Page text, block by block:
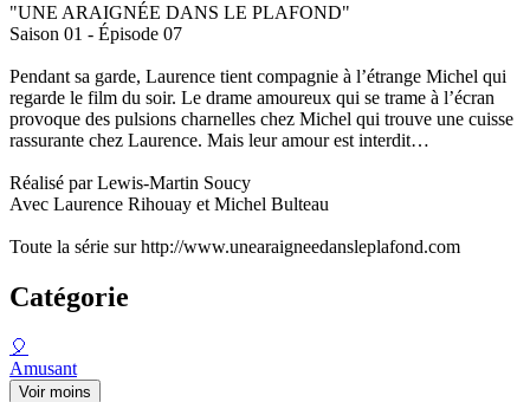
"UNE ARAIGNÉE DANS LE PLAFOND"
Saison 01 - Épisode 07
Pendant sa garde, Laurence tient compagnie à l’étrange Michel qui
regarde le film du soir. Le drame amoureux qui se trame à l’écran
provoque des pulsions charnelles chez Michel qui trouve une cuisse
rassurante chez Laurence. Mais leur amour est interdit…
Réalisé par Lewis-Martin Soucy
Avec Laurence Rihouay et Michel Bulteau
Toute la série sur http://www.unearaigneedansleplafond.com
Catégorie
🎈
Amusant
Voir moins